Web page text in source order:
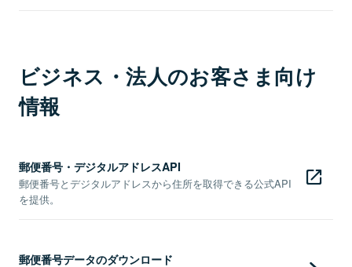
ビジネス・法人のお客さま向け
情報
郵便番号・デジタルアドレスAPI
郵便番号とデジタルアドレスから住所を取得できる公式API
を提供。
郵便番号データのダウンロード